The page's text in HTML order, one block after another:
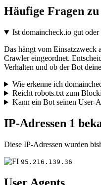
Häufige Fragen
Ist domaincheck.io gut oder
Das hängt vom Einsatzzweck
Crawler eingeordnet.
Verhalten und ob der Bot
Wie erkenne ich
Reicht robots.txt zum
Kann ein Bot seinen User-
IP-Adressen 1
Diese IP-Adressen wurden
95.216.139.36